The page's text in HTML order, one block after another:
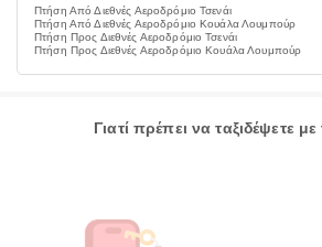
Πτήση Από Διεθνές Αεροδρόμιο Τσενάι
Πτήση Από Διεθνές Αεροδρόμιο Κουάλα Λουμπούρ
Πτήση Προς Διεθνές Αεροδρόμιο Τσενάι
Πτήση Προς Διεθνές Αεροδρόμιο Κουάλα Λουμπούρ
Γιατί πρέπει να ταξιδέψετε